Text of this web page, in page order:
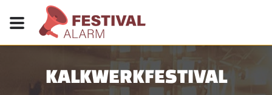
KALKWERKFESTIVAL